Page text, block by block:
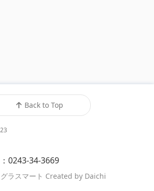
Back to Top
0243-34-3669
ラスマート Created by Daichi